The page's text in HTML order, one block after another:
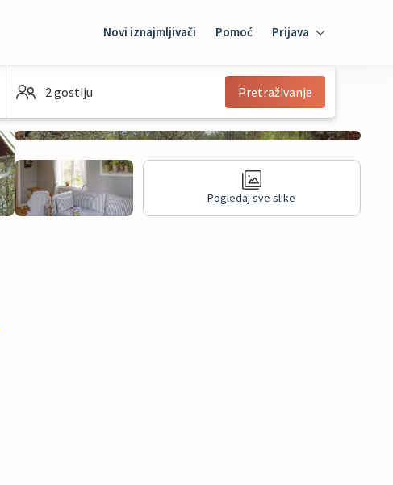
Novi iznajmljivači Pomoć Prijava
Mybooking
2 gostiju Pretraživanje
Pogledaj sve slike